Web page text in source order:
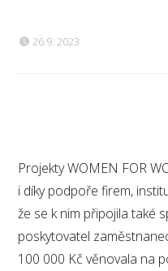
26.9. 2023
Projekty WOMEN FOR
i díky podpoře firem,
že se k nim připojila také
poskytovatel
100 000 Kč věnovala na